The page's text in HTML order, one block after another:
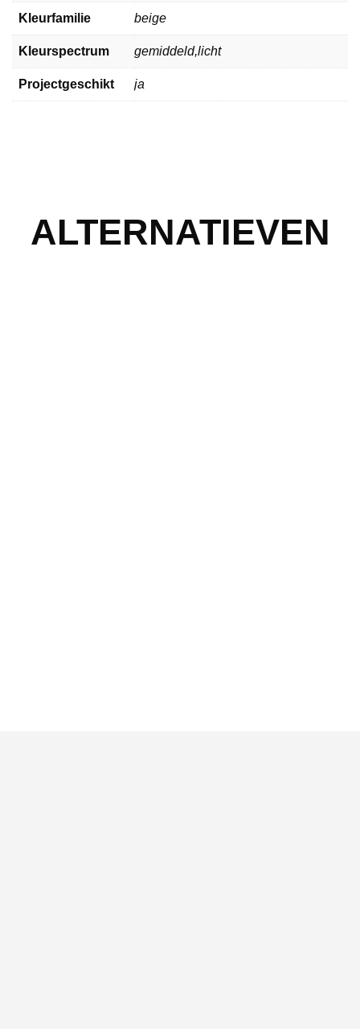
Kleurfamilie beige
Kleurspectrum gemiddeld,licht
Projectgeschikt ja
ALTERNATIEVEN